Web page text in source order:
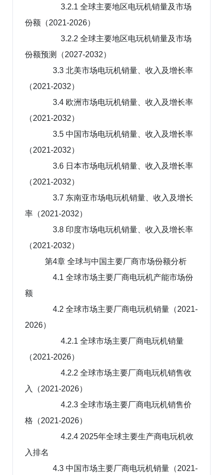
3.2.1 全球主要地区电玩机销量及市场
份额（2021-2026）
3.2.2 全球主要地区电玩机销量及市场
份额预测（2027-2032）
3.3 北美市场电玩机销量、收入及增长率
（2021-2032）
3.4 欧洲市场电玩机销量、收入及增长率
（2021-2032）
3.5 中国市场电玩机销量、收入及增长率
（2021-2032）
3.6 日本市场电玩机销量、收入及增长率
（2021-2032）
3.7 东南亚市场电玩机销量、收入及增长
率（2021-2032）
3.8 印度市场电玩机销量、收入及增长率
（2021-2032）
第4章 全球与中国主要厂商市场份额分析
4.1 全球市场主要厂商电玩机产能市场份
额
4.2 全球市场主要厂商电玩机销量（2021-
2026）
4.2.1 全球市场主要厂商电玩机销量
（2021-2026）
4.2.2 全球市场主要厂商电玩机销售收
入（2021-2026）
4.2.3 全球市场主要厂商电玩机销售价
格（2021-2026）
4.2.4 2025年全球主要生产商电玩机收
入排名
4.3 中国市场主要厂商电玩机销量（2021-